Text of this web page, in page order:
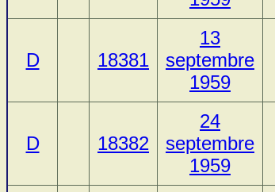
D 18381
13
septembre
1959
D 18382
24
septembre
1959